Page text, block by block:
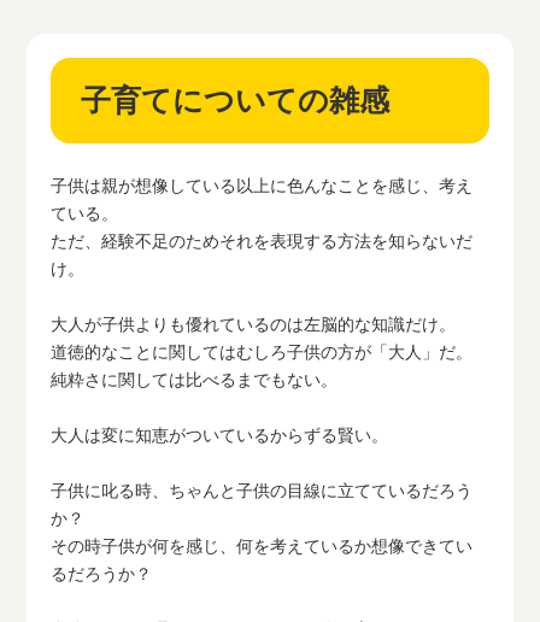
子育てについての雑感
子供は親が想像している以上に色んなことを感じ、考え
ている。
ただ、経験不足のためそれを表現する方法を知らないだ
け。
大人が子供よりも優れているのは左脳的な知識だけ。
道徳的なことに関してはむしろ子供の方が「大人」だ。
純粋さに関しては比べるまでもない。
大人は変に知恵がついているからずる賢い。
子供に叱る時、ちゃんと子供の目線に立てているだろう
か？
その時子供が何を感じ、何を考えているか想像できてい
るだろうか？